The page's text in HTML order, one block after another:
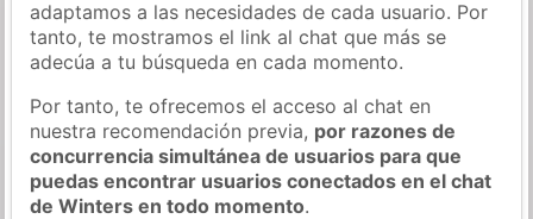
adaptamos a las necesidades de cada usuario. Por
tanto, te mostramos el link al chat que más se
adecúa a tu búsqueda en cada momento.
Por tanto, te ofrecemos el acceso al chat en
nuestra recomendación previa, por razones de
concurrencia simultánea de usuarios para que
puedas encontrar usuarios conectados en el chat
de Winters en todo momento.